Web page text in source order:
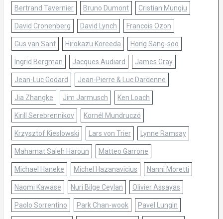
Bertrand Tavernier Bruno Dumont Cristian Mungiu
David Cronenberg David Lynch Francois Ozon
Gus van Sant Hirokazu Koreeda Hong Sang-soo
Ingrid Bergman Jacques Audiard James Gray
Jean-Luc Godard Jean-Pierre & Luc Dardenne
Jia Zhangke Jim Jarmusch Ken Loach
Kirill Serebrennikov Kornél Mundruczó
Krzysztof Kieslowski Lars von Trier Lynne Ramsay
Mahamat Saleh Haroun Matteo Garrone
Michael Haneke Michel Hazanavicius Nanni Moretti
Naomi Kawase Nuri Bilge Ceylan Olivier Assayas
Paolo Sorrentino Park Chan-wook Pavel Lungin